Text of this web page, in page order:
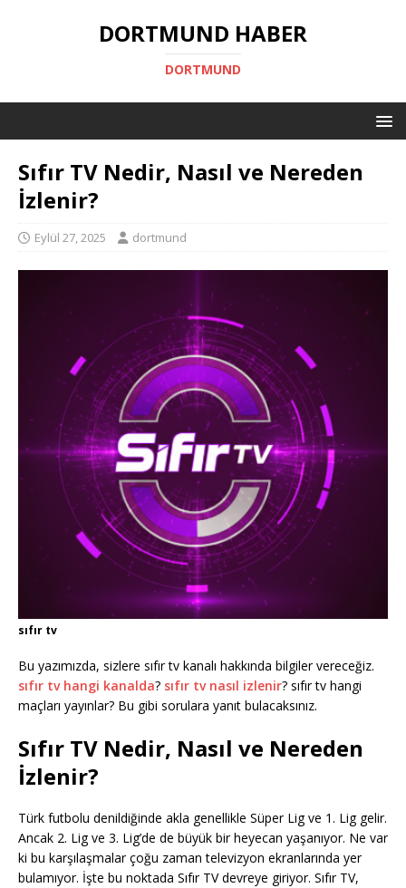
DORTMUND HABER
DORTMUND
Sıfır TV Nedir, Nasıl ve Nereden
İzlenir?
Eylül 27, 2025 dortmund
sıfır tv
Bu yazımızda, sizlere sıfır tv kanalı hakkında bilgiler vereceğiz.
sıfır tv hangi kanalda? sıfır tv nasıl izlenir? sıfır tv hangi
maçları yayınlar? Bu gibi sorulara yanıt bulacaksınız.
Sıfır TV Nedir, Nasıl ve Nereden
İzlenir?
Türk futbolu denildiğinde akla genellikle Süper Lig ve 1. Lig gelir.
Ancak 2. Lig ve 3. Lig’de de büyük bir heyecan yaşanıyor. Ne var
ki bu karşılaşmalar çoğu zaman televizyon ekranlarında yer
bulamıyor. İşte bu noktada Sıfır TV devreye giriyor. Sıfır TV,